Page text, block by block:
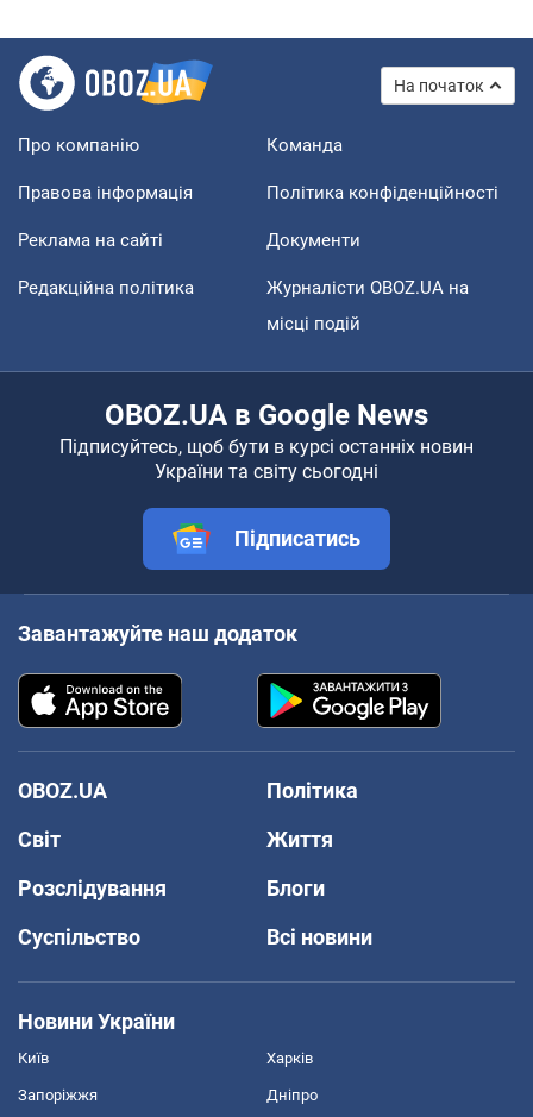
На початок
Про компанію Команда
Правова інформація Політика конфіденційності
Реклама на сайті Документи
Редакційна політика
Журналісти OBOZ.UA на
місці подій
OBOZ.UA в Google News
Підписуйтесь, щоб бути в курсі останніх новин
України та світу сьогодні
Підписатись
Завантажуйте наш додаток
OBOZ.UA
Політика
Світ
Життя
Розслідування
Блоги
Суспільство
Всі новини
Новини України
Київ Харків
Запоріжжя Дніпро